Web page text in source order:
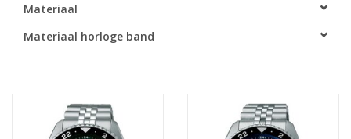
Cadeaukaarten
Materiaal
Materiaal horloge band